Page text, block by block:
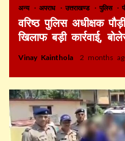
अन्य अपराध उत्तराखण्ड पुलिस
वरिष्ठ पुलिस अधीक्षक
खिलाफ बड़ी कार्रवाई,
Vinay Kainthola 2 months